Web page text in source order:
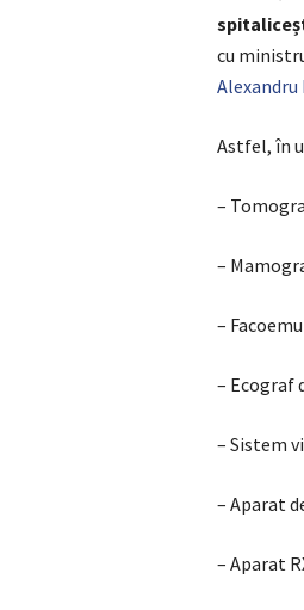
cu
Alexandru
Astfel, în
–
–
–
– Ecograf
– Sistem
– Aparat
– Aparat